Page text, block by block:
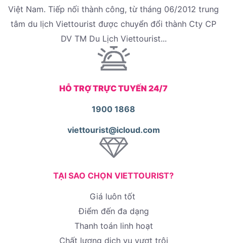
Việt Nam. Tiếp nối thành công, từ tháng 06/2012 trung
tâm du lịch Viettourist được chuyển đổi thành Cty CP
DV TM Du Lịch Viettourist...
HỖ TRỢ TRỰC TUYẾN 24/7
1900 1868
viettourist@icloud.com
TẠI SAO CHỌN VIETTOURIST?
Giá luôn tốt
Điểm đến đa dạng
Thanh toán linh hoạt
Chất lượng dịch vụ vượt trội